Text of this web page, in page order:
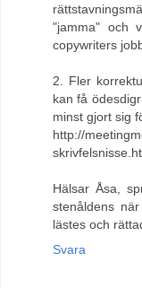
"jamma" och
copywriters
2. Fler
kan få
minst gjort sig
http://
Hälsar Åsa,
stenåldens
lästes och
Svara